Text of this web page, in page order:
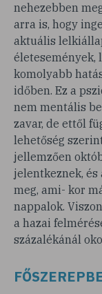
nehezebben
arra is, hogy
aktuális
életesemények,
komolyabb
időben. Ez a
nem mentális
zavar, de ettől
lehetőség
jellemzően
jelentkeznek, és
meg, ami- kor
nappalok.
a hazai
százalékánál